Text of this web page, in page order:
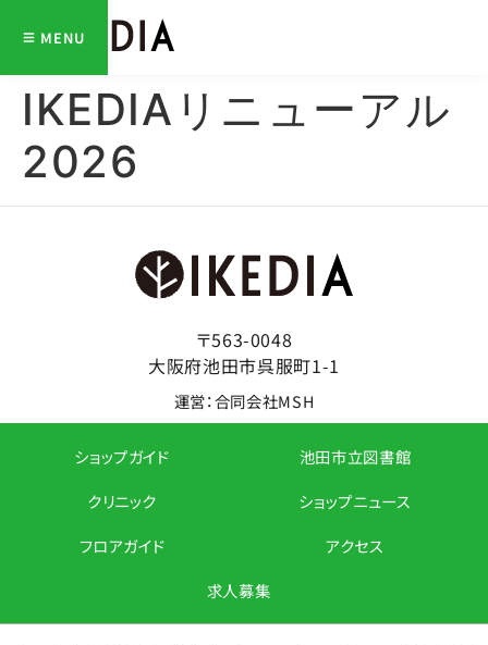
MENU
IKEDIAリニューアル
2026
〒563-0048
大阪府池田市呉服町1-1
運営：合同会社MSH
ショップガイド
池田市立図書館
クリニック
ショップニュース
フロアガイド
アクセス
求人募集